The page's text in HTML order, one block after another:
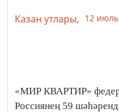
Казан утлары, 12
«МИР КВАРТИР»
Россиянең 59